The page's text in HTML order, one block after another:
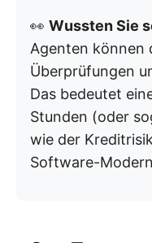
👀 Wussten Sie
Agenten können
Überprüfungen
Das bedeutet
Stunden (oder
wie der
Software-